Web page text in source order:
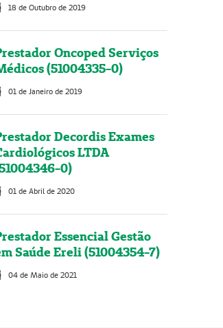
18 de Outubro de 2019
Oncoped Serviços
(51004335-0)
01 de Janeiro de 2019
Decordis Exames
LTDA
0)
01 de Abril de 2020
Essencial Gestão
Saúde Ereli (51004354-7)
04 de Maio de 2021